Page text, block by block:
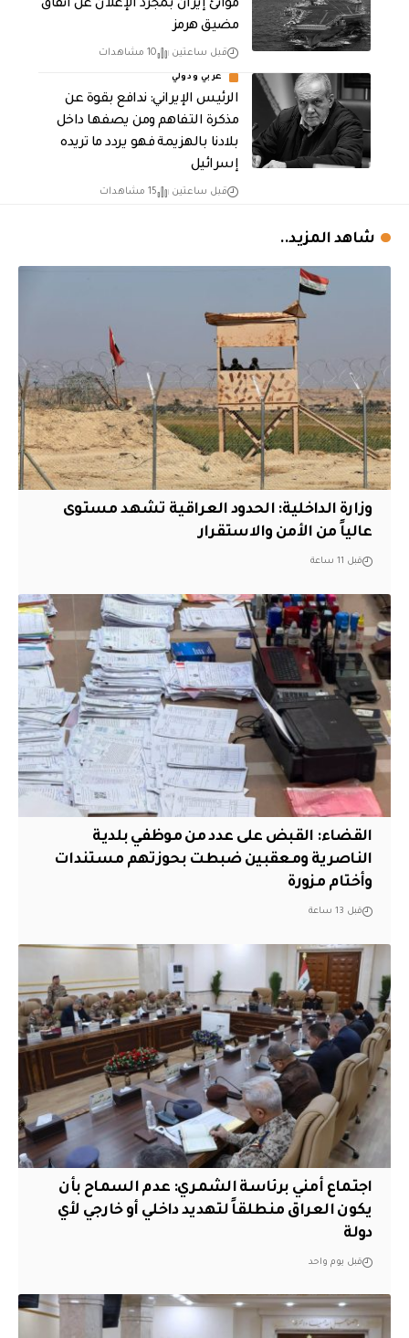
موانئ إيران بمجرد الإعلان عن اتفاق
مضيق هرمز
قبل ساعتين 10 مشاهدات
عربي ودولي
الرئيس الإيراني: ندافع بقوة عن
مذكرة التفاهم ومن يصفها داخل
بلادنا بالهزيمة فهو يردد ما تريده
إسرائيل
قبل ساعتين 15 مشاهدات
شاهد المزيد..
وزارة الداخلية: الحدود العراقية تشهد مستوى
عالياً من الأمن والاستقرار
قبل 11 ساعة
القضاء: القبض على عدد من موظفي بلدية
الناصرية ومعقبين ضبطت بحوزتهم مستندات
وأختام مزورة
قبل 13 ساعة
اجتماع أمني برئاسة الشمري: عدم السماح بأن
يكون العراق منطلقاً لتهديد داخلي أو خارجي لأي
دولة
قبل يوم واحد